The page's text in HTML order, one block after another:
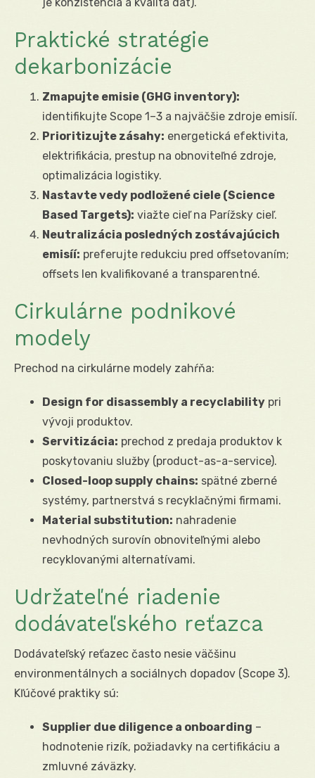
Praktické stratégie
dekarbonizácie
Zmapujte emisie (GHG inventory):
identifikujte Scope 1–3 a najväčšie zdroje emisíí.
Prioritizujte zásahy: energetická efektivita,
elektrifikácia, prestup na obnoviteľné zdroje,
optimalizácia logistiky.
Nastavte vedy podložené ciele (Science
Based Targets): viažte cieľ na Parížsky cieľ.
Neutralizácia posledných zostávajúcich
emisíí: preferujte redukciu pred offsetovaním;
offsets len kvalifikované a transparentné.
Cirkulárne podnikové
modely
Prechod na cirkulárne modely zahŕňa:
Design for disassembly a recyclability pri
vývoji produktov.
Servitizácia: prechod z predaja produktov k
poskytovaniu služby (product-as-a-service).
Closed-loop supply chains: spätné zberné
systémy, partnerstvá s recyklačnými firmami.
Material substitution: nahradenie
nevhodných surovín obnoviteľnými alebo
recyklovanými alternatívami.
Udržateľné riadenie
dodávateľského reťazca
Dodávateľský reťazec často nesie väčšinu
environmentálnych a sociálnych dopadov (Scope 3).
Kľúčové praktiky sú:
Supplier due diligence a onboarding –
hodnotenie rizík, požiadavky na certifikáciu a
zmluvné záväzky.